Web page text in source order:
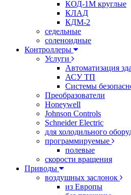
КОД-1М круглые
КЛАД
КДМ-2
седельные
соленоидные
Контроллеры
Услуги
Автоматизация
АСУ ТП
Системы
Преобразователи
Honeywell
Johnson Controls
Schneider Electric
для холодильного
программируемые
полевые
скорости вращения
Приводы
воздушных заслонок
из Европы